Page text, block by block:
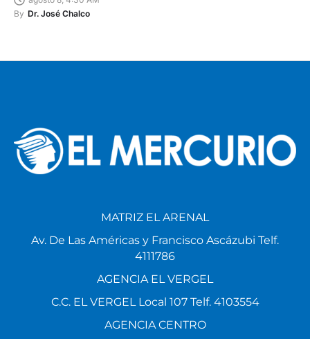
By Dr. José Chalco
MATRIZ EL ARENAL
Av. De Las Américas y Francisco Ascázubi Telf.
4111786
AGENCIA EL VERGEL
C.C. EL VERGEL Local 107 Telf. 4103554
AGENCIA CENTRO